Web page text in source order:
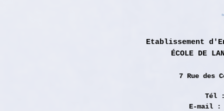
Etablissement
ÉCOLE DE
7 Rue des
Tél
E-mail